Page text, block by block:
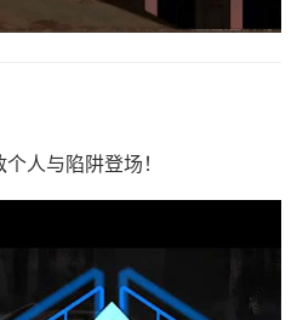
人与陷阱登场！